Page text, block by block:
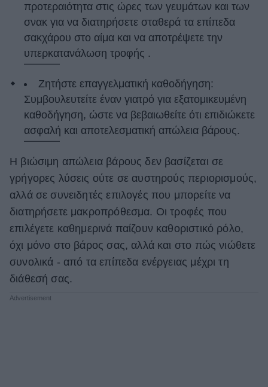
προτεραιότητα στις ώρες των γευμάτων και των
σνακ για να διατηρήσετε σταθερά τα επίπεδα
σακχάρου στο αίμα και να αποτρέψετε την
υπερκατανάλωση τροφής .
Ζητήστε επαγγελματική καθοδήγηση:
Συμβουλευτείτε έναν γιατρό για εξατομικευμένη
καθοδήγηση, ώστε να βεβαιωθείτε ότι επιδιώκετε
ασφαλή και αποτελεσματική απώλεια βάρους.
Η βιώσιμη απώλεια βάρους δεν βασίζεται σε
γρήγορες λύσεις ούτε σε αυστηρούς περιορισμούς,
αλλά σε συνειδητές επιλογές που μπορείτε να
διατηρήσετε μακροπρόθεσμα. Οι τροφές που
επιλέγετε καθημερινά παίζουν καθοριστικό ρόλο,
όχι μόνο στο βάρος σας, αλλά και στο πώς νιώθετε
συνολικά - από τα επίπεδα ενέργειας μέχρι τη
διάθεσή σας.